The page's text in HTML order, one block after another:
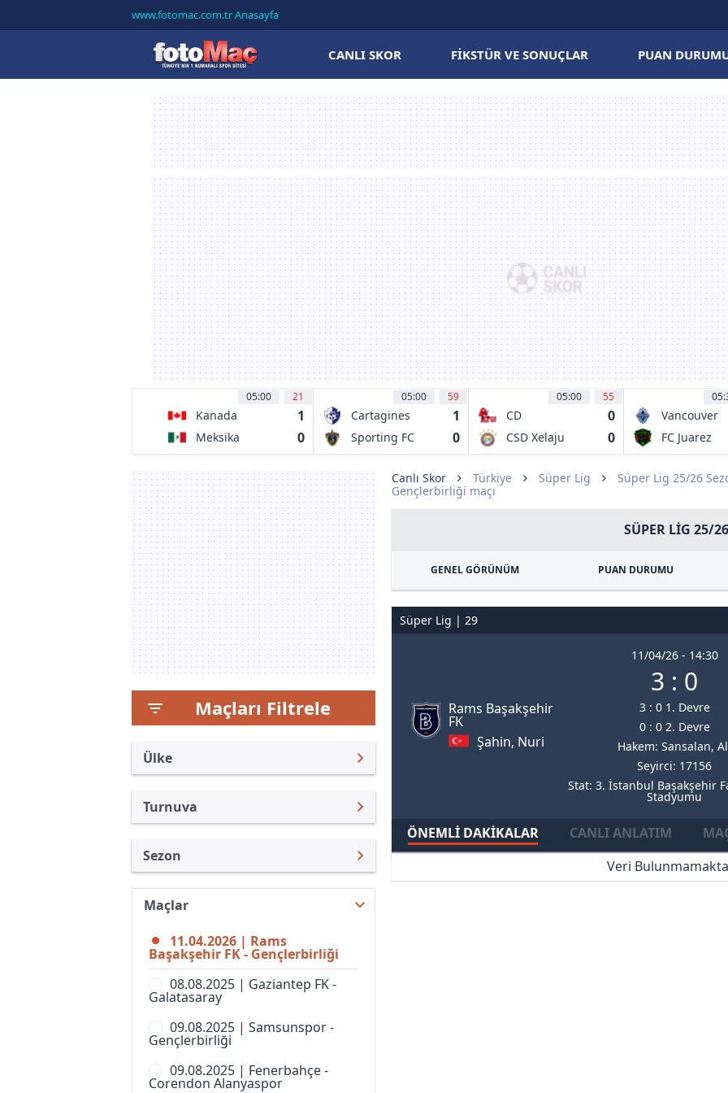
www.fotomac.com.tr Anasayfa
CANLI SKOR FIKSTÜR VE SONUÇLAR PUAN
05:00 21
Kanada 1
Meksika 0
05:00 59
Cartagines 1
Sporting FC 0
05:00 55
CD
Malacateco
0
CSD Xelaju
0
Vancouver
Whitecaps FC
FC Juarez
Maçları Filtrele
Ülke
Türkiye
Uluslararası
Uluslararası Kulüpler
Turkiye
İngiltere
İspanya
Almanya Amatör
Fransa
İtalya
Turnuva
Türkiye Kupası
1. Lig
Spor Toto Kupası
Super Lig, Women
Sezon
Süper Lig 26/27
Süper Lig 24/25
Süper Lig 23/24
Süper Lig 22/23
Süper Lig 21/22
Süper Lig 20/21
Maçlar
11.04.2026 | Rams
Başakşehir FK - Gençlerbirliği
08.08.2025 | Gaziantep FK -
Galatasaray
09.08.2025 | Samsunspor -
Gençlerbirliği
09.08.2025 | Fenerbahçe -
Corendon Alanyaspor
Canlı Skor Türkiye Süper Lig Süper Lig 25/26
Gençlerbirliği maçı
SÜPER LIG 25/26
GENEL GÖRÜNÜM PUAN DURUMU
Süper Lig | 29
Rams Başakşehir
FK
Şahin, Nuri
11/04/26 - 14:30
3 : 0
3 : 0 1. Devre
0 : 0 2. Devre
Hakem: Sansalan,
Seyirci: 17156
Stat: 3. İstanbul Başakşehir
Stadyumu
ÖNEMLI DAKIKALAR CANLI ANLATIM
Veri